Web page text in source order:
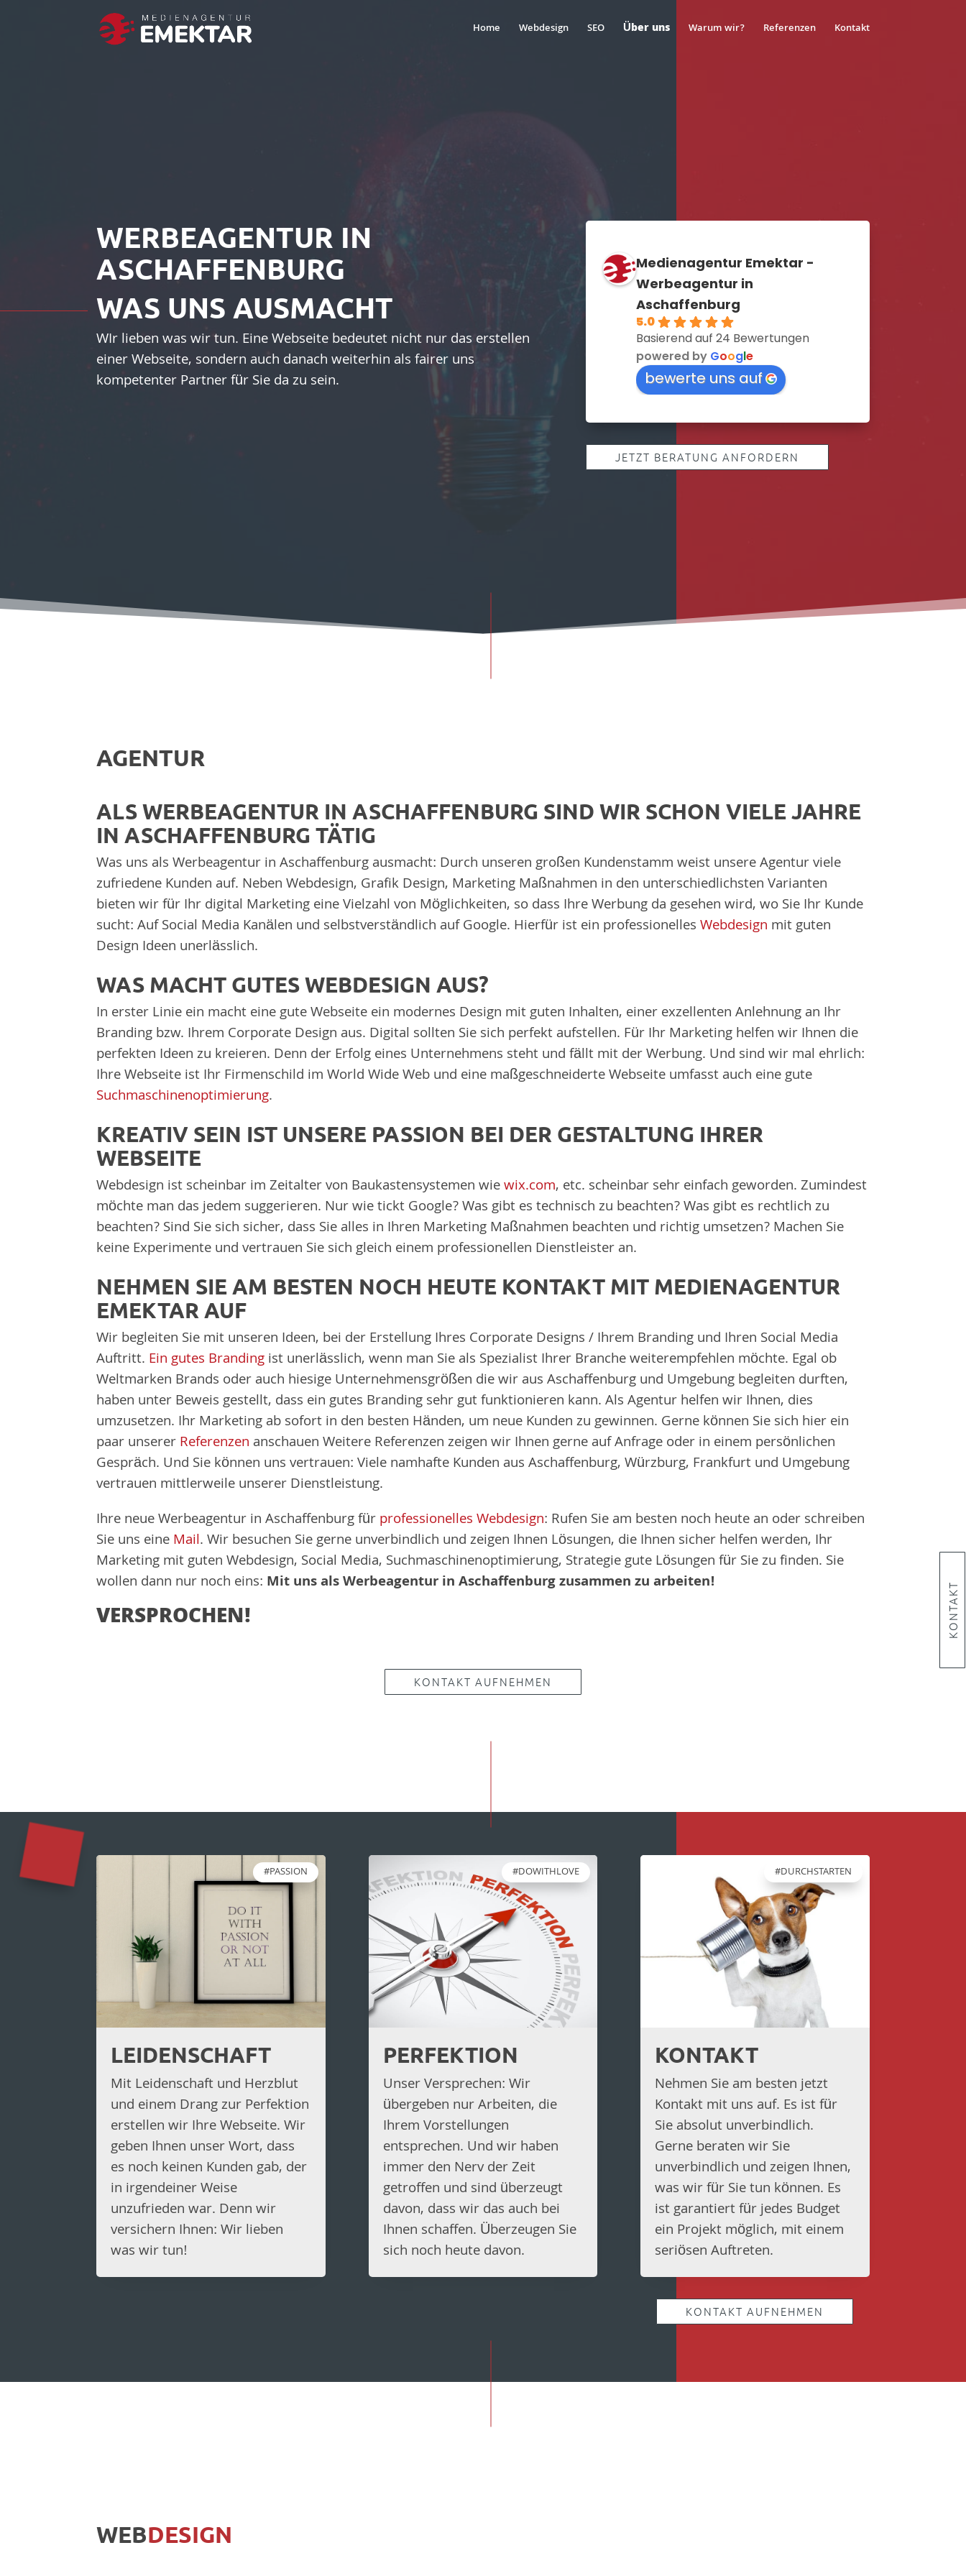
Home Webdesign SEO Über uns Warum wir? Referenzen Kontakt
WERBEAGENTUR IN
ASCHAFFENBURG
WAS UNS AUSMACHT
WIr lieben was wir tun. Eine Webseite bedeutet nicht nur das erstellen
einer Webseite, sondern auch danach weiterhin als fairer uns
kompetenter Partner für Sie da zu sein.
Medienagentur Emektar -
Werbeagentur in
Aschaffenburg
5.0
Basierend auf 24 Bewertungen
powered by Google
bewerte uns auf
JETZT BERATUNG ANFORDERN
KONTAKT
KONTAKT
AGENTUR
ALS WERBEAGENTUR IN ASCHAFFENBURG SIND WIR SCHON VIELE JAHRE
IN ASCHAFFENBURG TÄTIG
Was uns als Werbeagentur in Aschaffenburg ausmacht: Durch unseren großen Kundenstamm weist unsere Agentur viele
zufriedene Kunden auf. Neben Webdesign, Grafik Design, Marketing Maßnahmen in den unterschiedlichsten Varianten
bieten wir für Ihr digital Marketing eine Vielzahl von Möglichkeiten, so dass Ihre Werbung da gesehen wird, wo Sie Ihr Kunde
sucht: Auf Social Media Kanälen und selbstverständlich auf Google. Hierfür ist ein professionellesWebdesign mit guten
Design Ideen unerlässlich.
WAS MACHT GUTES WEBDESIGN AUS?
In erster Linie ein macht eine gute Webseite ein modernes Design mit guten Inhalten, einer exzellenten Anlehnung an Ihr
Branding bzw. Ihrem Corporate Design aus. Digital sollten Sie sich perfekt aufstellen. Für Ihr Marketing helfen wir Ihnen die
perfekten Ideen zu kreieren. Denn der Erfolg eines Unternehmens steht und fällt mit der Werbung. Und sind wir mal ehrlich:
Ihre Webseite ist Ihr Firmenschild im World Wide Web und eine maßgeschneiderte Webseite umfasst auch eine gute
Suchmaschinenoptimierung.
KREATIV SEIN IST UNSERE PASSION BEI DER GESTALTUNG IHRER
WEBSEITE
Webdesign ist scheinbar im Zeitalter von Baukastensystemen wiewix.com, etc. scheinbar sehr einfach geworden. Zumindest
möchte man das jedem suggerieren. Nur wie tickt Google? Was gibt es technisch zu beachten? Was gibt es rechtlich zu
beachten? Sind Sie sich sicher, dass Sie alles in Ihren Marketing Maßnahmen beachten und richtig umsetzen? Machen Sie
keine Experimente und vertrauen Sie sich gleich einem professionellen Dienstleister an.
NEHMEN SIE AM BESTEN NOCH HEUTE KONTAKT MIT MEDIENAGENTUR
EMEKTAR AUF
Wir begleiten Sie mit unseren Ideen, bei der Erstellung Ihres Corporate Designs / Ihrem Branding und Ihren Social Media
Auftritt. Ein gutes Brandingist unerlässlich, wenn man Sie als Spezialist Ihrer Branche weiterempfehlen möchte. Egal ob
Weltmarken Brands oder auch hiesige Unternehmensgrößen die wir aus Aschaffenburg und Umgebung begleiten durften,
haben unter Beweis gestellt, dass ein gutes Branding sehr gut funktionieren kann. Als Agentur helfen wir Ihnen, dies
umzusetzen. Ihr Marketing ab sofort in den besten Händen, um neue Kunden zu gewinnen. Gerne können Sie sich hier ein
paar unsererReferenzen anschauen Weitere Referenzen zeigen wir Ihnen gerne auf Anfrage oder in einem persönlichen
Gespräch. Und Sie können uns vertrauen: Viele namhafte Kunden aus Aschaffenburg, Würzburg, Frankfurt und Umgebung
vertrauen mittlerweile unserer Dienstleistung.
Ihre neue Werbeagentur in Aschaffenburg fürprofessionelles Webdesign: Rufen Sie am besten noch heute an oder schreiben
Sie uns eineMail. Wir besuchen Sie gerne unverbindlich und zeigen Ihnen Lösungen, die Ihnen sicher helfen werden, Ihr
Marketing mit guten Webdesign, Social Media, Suchmaschinenoptimierung, Strategie gute Lösungen für Sie zu finden. Sie
wollen dann nur noch eins: Mit uns als Werbeagentur in Aschaffenburg zusammen zu arbeiten!
VERSPROCHEN!
KONTAKT AUFNEHMEN
#PASSION
LEIDENSCHAFT
Mit Leidenschaft und Herzblut
und einem Drang zur Perfektion
erstellen wir Ihre Webseite. Wir
geben Ihnen unser Wort, dass
es noch keinen Kunden gab, der
in irgendeiner Weise
unzufrieden war. Denn wir
versichern Ihnen: Wir lieben
was wir tun!
#DOWITHLOVE
PERFEKTION
Unser Versprechen: Wir
übergeben nur Arbeiten, die
Ihrem Vorstellungen
entsprechen. Und wir haben
immer den Nerv der Zeit
getroffen und sind überzeugt
davon, dass wir das auch bei
Ihnen schaffen. Überzeugen Sie
sich noch heute davon.
#DURCHSTARTEN
KONTAKT
Nehmen Sie am besten jetzt
Kontakt mit uns auf. Es ist für
Sie absolut unverbindlich.
Gerne beraten wir Sie
unverbindlich und zeigen Ihnen,
was wir für Sie tun können. Es
ist garantiert für jedes Budget
ein Projekt möglich, mit einem
seriösen Auftreten.
KONTAKT AUFNEHMEN
WEBDESIGN